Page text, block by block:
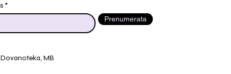
Prenumerata
MB